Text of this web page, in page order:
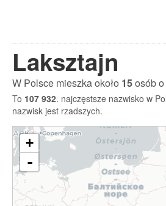
Laksztajn
W Polsce mieszka około 15osób
To 107 932. najczęstsze nazwisko w
nazwisk jest rzadszych.
+
-